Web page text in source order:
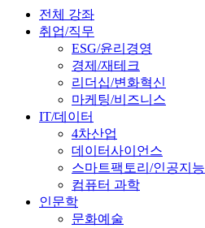
전체 강좌
취업/직무
ESG/윤리경영
경제/재테크
리더십/변화혁신
마케팅/비즈니스
IT/데이터
4차산업
데이터사이언스
스마트팩토리/인공지능
컴퓨터 과학
인문학
문화예술